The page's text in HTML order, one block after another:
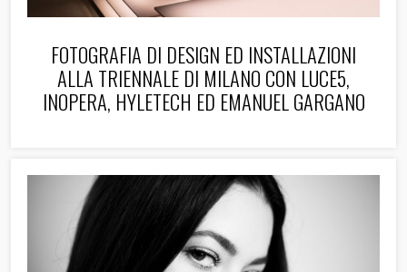
FOTOGRAFIA DI DESIGN ED INSTALLAZIONI
ALLA TRIENNALE DI MILANO CON LUCE5,
INOPERA, HYLETECH ED EMANUEL GARGANO